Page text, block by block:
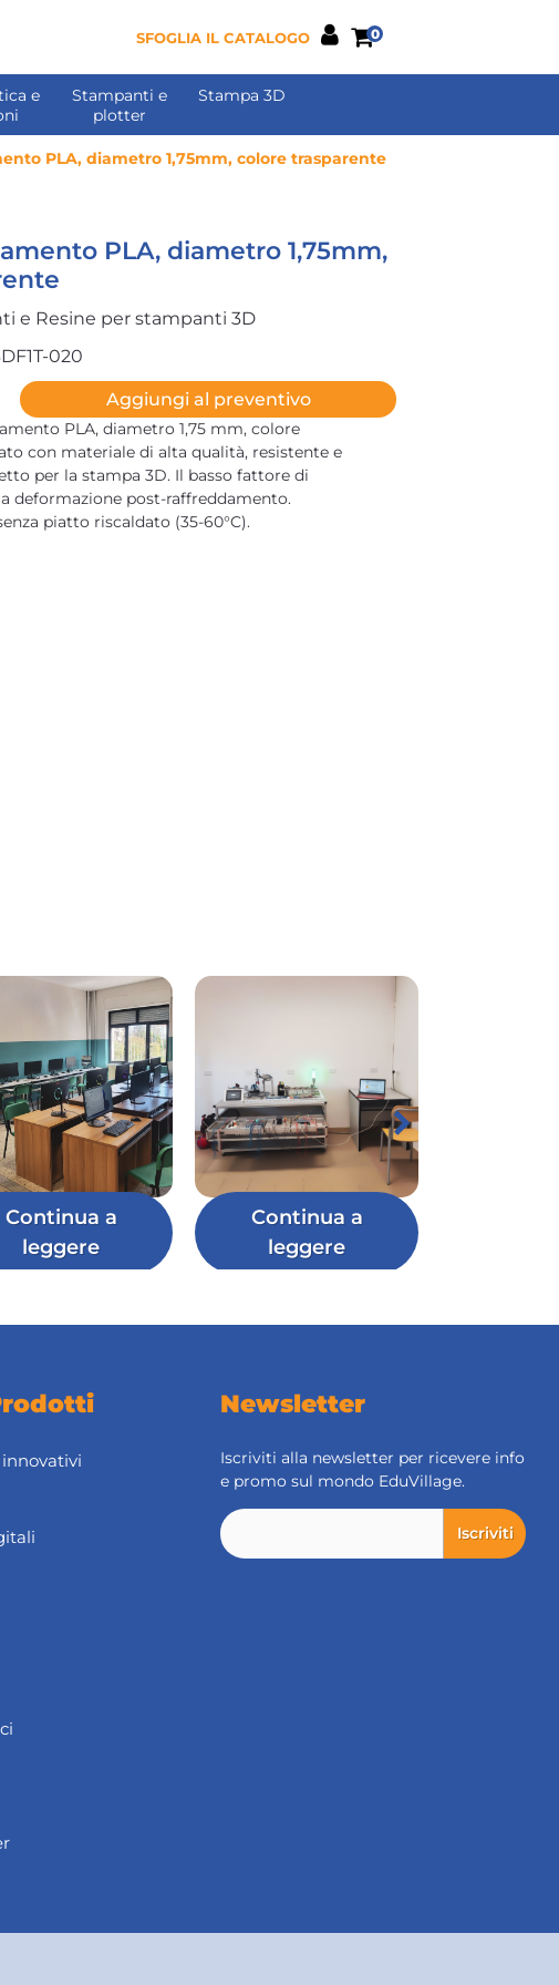
SFOGLIA IL CATALOGO 0
e
Stampanti e
plotter
Stampa 3D
PLA, diametro 1,75mm, colore trasparente
PLA, diametro 1,75mm,
e Resine per stampanti 3D
020
Aggiungi al preventivo
PLA, diametro 1,75 mm, colore
con materiale di alta qualità, resistente e
per la stampa 3D. Il basso fattore di
deformazione post-raffreddamento.
piatto riscaldato (35-60°C).
Continua a
leggere
Continua a
leggere
Newsletter
Iscriviti alla newsletter per ricevere info
e promo sul mondo EduVillage.